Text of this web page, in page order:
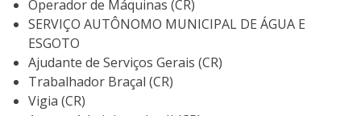
Operador de Máquinas (CR)
SERVIÇO AUTÔNOMO MUNICIPAL DE ÁGUA E
ESGOTO
Ajudante de Serviços Gerais (CR)
Trabalhador Braçal (CR)
Vigia (CR)